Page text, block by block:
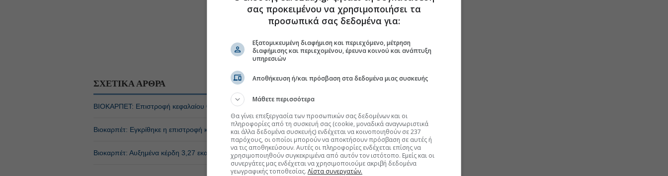
ΣΧΕΤΙΚΑ ΑΡΘΡΑ Περισσότερα για τη Μετοχή
ΒΙΟΚΑΡΠΕΤ: Επιστροφή κεφαλαίου 0,03 ευρώ ανά μετοχή
Βιοκαρπέτ: Εγκρίθηκε η επιστροφή κεφαλαίου 0,03 ευρώ (14:38 27/05/2026)
Βιοκαρπέτ: Αυξημένα κέρδη 3,27 εκατ. ευρώ το 2025 (09:22 28/04/2026)
σας προκειμένου να χρησιμοποιήσει τα
προσωπικά σας δεδομένα για:
Εξατομικευμένη διαφήμιση και περιεχόμενο, μέτρηση
διαφήμισης και περιεχομένου, έρευνα κοινού και ανάπτυξη
υπηρεσιών
Αποθήκευση ή/και πρόσβαση στα δεδομένα μιας συσκευής
Μάθετε περισσότερα
Θα γίνει επεξεργασία των προσωπικών σας δεδομένων και οι
πληροφορίες από τη συσκευή σας (cookie, μοναδικά αναγνωριστικά
και άλλα δεδομένα συσκευής) ενδέχεται να κοινοποιηθούν σε 237
παρόχους, οι οποίοι μπορούν να αποκτήσουν πρόσβαση σε αυτές ή
να τις αποθηκεύσουν. Αυτές οι πληροφορίες ενδέχεται επίσης να
χρησιμοποιηθούν συγκεκριμένα από αυτόν τον ιστότοπο. Εμείς και οι
συνεργάτες μας ενδέχεται να χρησιμοποιούμε ακριβή δεδομένα
γεωγραφικής τοποθεσίας. Λίστα συνεργατών.